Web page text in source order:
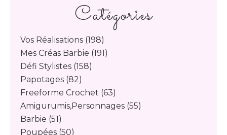
Catégories
Vos Réalisations (198)
Mes Créas Barbie (191)
Défi Stylistes (158)
Papotages (82)
Freeforme Crochet (63)
Amigurumis,personnages (55)
Barbie (51)
Poupées (50)